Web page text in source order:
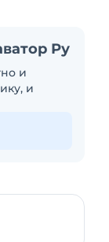
Ру
и
и